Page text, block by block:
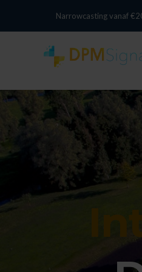
Narrowcasting vanaf
+31 13 737 0074